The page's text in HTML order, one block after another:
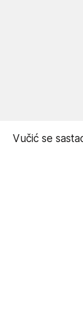
Vučić se